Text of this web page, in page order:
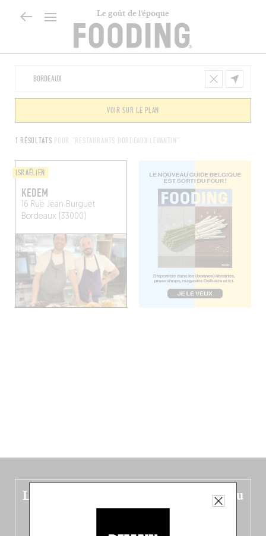
Le goût de l’époque
1 RÉSULTATS POUR "RESTAURANTS BORDEAUX LEVANTIN"
VOIR SUR LE PLAN
ISRAÉLIEN
KEDEM
16 Rue Jean Burguet
Bordeaux (33000)
Le nouveau guide Belgique est sorti du
four !